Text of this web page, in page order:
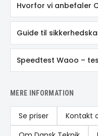
Hvorfor vi anbefaler
Guide til
Speedtest Waoo –
MERE INFORMATION
Se priser Kontakt